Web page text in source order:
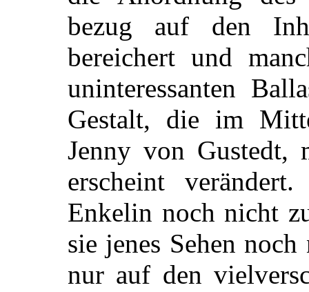
bezug auf den
bereichert und
uninteressanten
Gestalt, die im
Jenny von Gustedt,
erscheint
Enkelin noch nicht
sie jenes Sehen
nur auf den